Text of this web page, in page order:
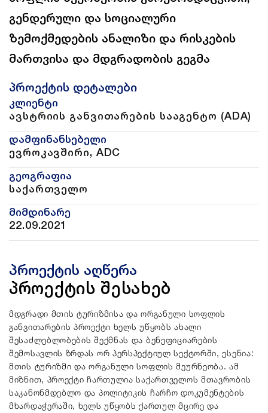
გენდერული და სოციალური
ზემოქმედების ანალიზი და რისკების
მართვისა და მდგრადობის გეგმა
პროექტის დეტალები
კლიენტი
ავსტრიის განვითარების სააგენტო (ADA)
დამფინანსებელი
ევროკავშირი, ADC
გეოგრაფია
საქართველო
მიმდინარე
22.09.2021
პროექტის აღწერა
პროექტის შესახებ
მდგრადი მთის ტურიზმისა და ორგანული სოფლის
განვითარების პროექტი ხელს უწყობს ახალი
შესაძლებლობების შექმნას და ბენეფიციარების
შემოსავლის ზრდას ორ პერსპექტიულ სექტორში, ესენია:
მთის ტურიზმი და ორგანული სოფლის მეურნეობა. ამ
მიზნით, პროექტი ჩართულია საქართველოს მთავრობის
საკანონმდებლო და პოლიტიკის ჩარჩო დოკუმენტების
მხარდაჭერაში, ხელს უწყობს ქართულ მცირე და